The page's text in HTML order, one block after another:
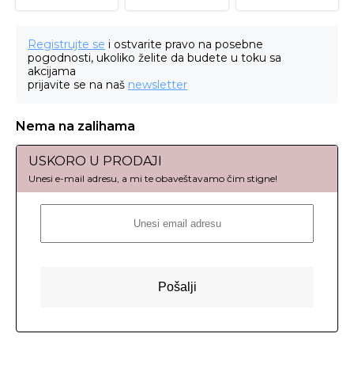
Registrujte se i ostvarite pravo na posebne
pogodnosti, ukoliko želite da budete u toku sa
akcijama
prijavite se na naš newsletter
Nema na zalihama
USKORO U PRODAJI